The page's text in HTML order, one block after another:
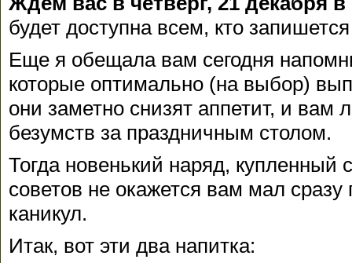
будет доступна всем, кто
Еще я обещала вам сегодня
которые оптимально (на выбор)
они заметно снизят аппетит, и вам
безумств за праздничным столом.
Тогда новенький наряд,
советов не окажется вам мал сразу
каникул.
Итак, вот эти два напитка: